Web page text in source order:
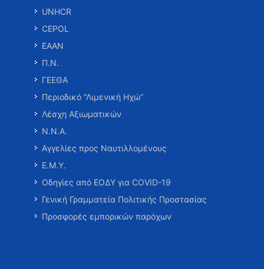
UNHCR
CEPOL
ΕΑΑΝ
Π.Ν.
ΓΕΕΘΑ
Περιοδικό “Λιμενική Ηχώ”
Λέσχη Αξιωματικών
Ν.Ν.Α.
Αγγελίες προς Ναυτιλλομένους
Ε.Μ.Υ.
Οδηγίες από ΕΟΔΥ για COVID-19
Γενική Γραμματεία Πολιτικής Προστασίας
Προσφορές εμπορικών παρόχων